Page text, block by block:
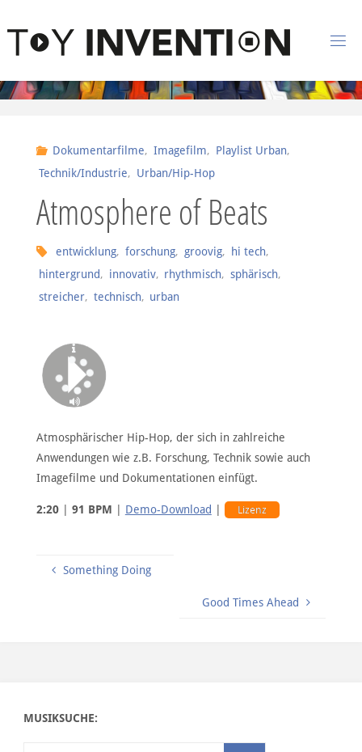
O
Y
Dokumentarfilme, Imagefilm, Playlist Urban,
Technik/Industrie, Urban/Hip-Hop
Atmosphere of Beats
entwicklung, forschung, groovig, hi tech,
hintergrund, innovativ, rhythmisch, sphärisch,
streicher, technisch, urban
Atmosphärischer Hip-Hop, der sich in zahlreiche
Anwendungen wie z.B. Forschung, Technik sowie auch
Imagefilme und Dokumentationen einfügt.
2:20| 91 BPM Demo-Download Lizenz
Something Doing
Good Times Ahead
MUSIKSUCHE: